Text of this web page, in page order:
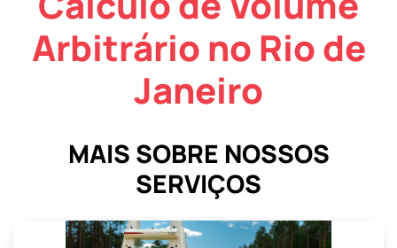
Arbitrário no Rio de
Janeiro
MAIS SOBRE NOSSOS
SERVIÇOS